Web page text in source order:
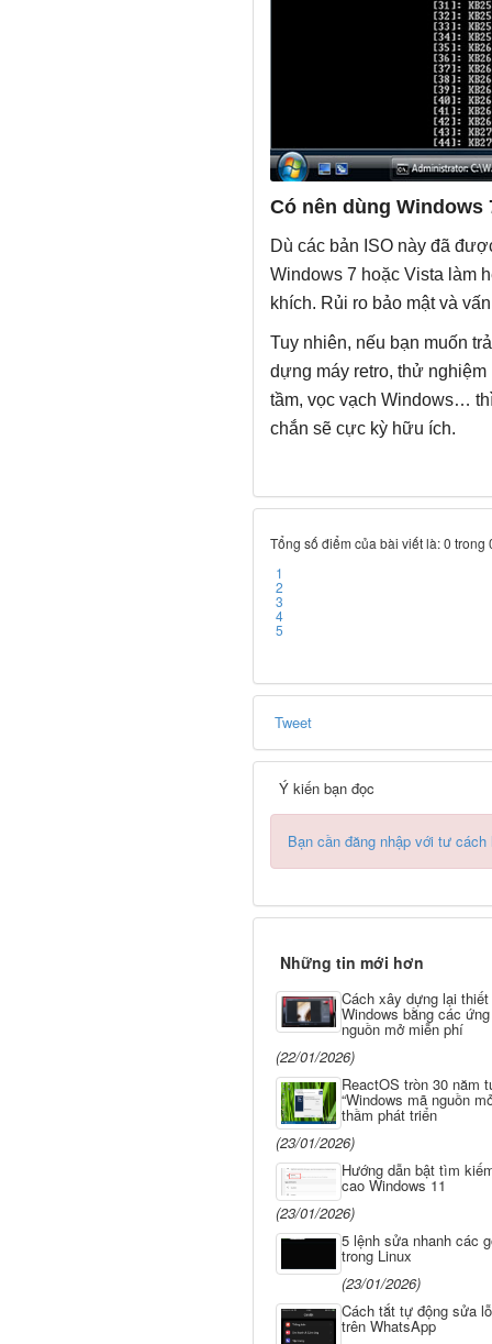
Có nên dùng
Dù các bản ISO này đã
Windows 7 hoặc Vista làm
khích. Rủi ro bảo mật và
Tuy nhiên, nếu bạn muốn
dựng máy retro, thử
tầm, vọc vạch Windows…
chắn sẽ cực kỳ hữu ích.
Tổng số điểm của bài viết là: 0 trong
1
2
3
4
5
Tweet
Ý kiến bạn đọc
Bạn cần đăng nhập với tư
Những tin mới hơn
Cách xây dựng lại
Windows bằng các
nguồn mở miễn phí
(22/01/2026)
ReactOS tròn 30 năm
“Windows mã nguồn
thầm phát triển
(23/01/2026)
Hướng dẫn bật tìm
cao Windows 11
(23/01/2026)
5 lệnh sửa nhanh các
trong Linux
(23/01/2026)
Cách tắt tự động sửa
trên WhatsApp